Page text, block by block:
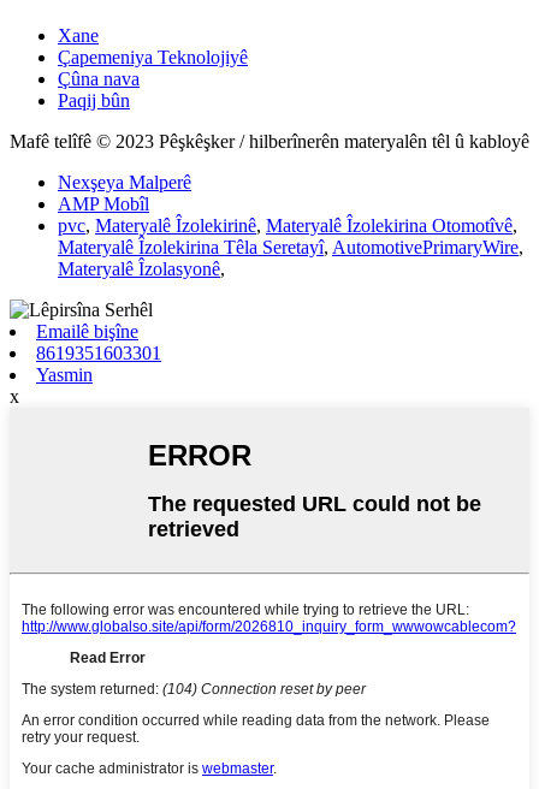
Xane
Çapemeniya Teknolojiyê
Çûna nava
Paqij bûn
Mafê telîfê © 2023 Pêşkêşker / hilberînerên materyalên têl û kabloyê
Nexşeya Malperê
AMP Mobîl
pvc, Materyalê Îzolekirinê, Materyalê Îzolekirina Otomotîvê,
Materyalê Îzolekirina Têla Seretayî, AutomotivePrimaryWire,
Materyalê Îzolasyonê,
Emailê bişîne
8619351603301
Yasmin
x